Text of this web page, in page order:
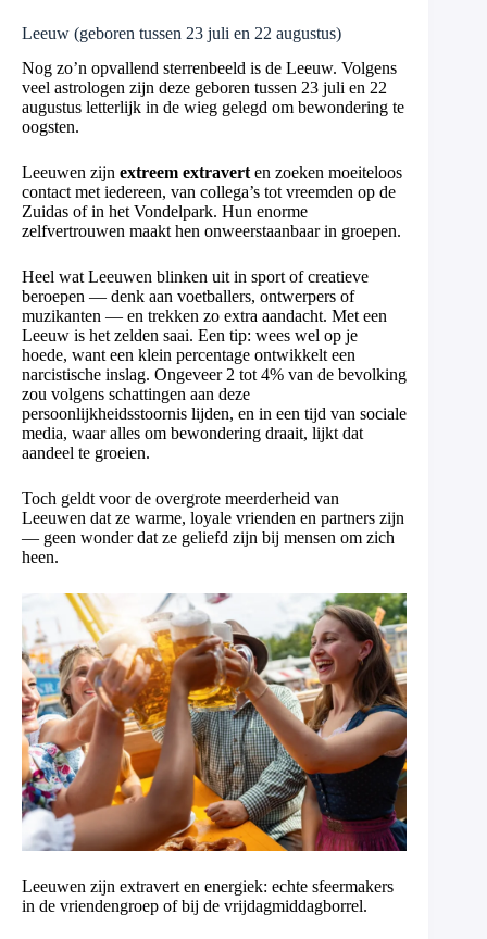
Leeuw (geboren tussen 23 juli en 22 augustus)
Nog zo’n opvallend sterrenbeeld is de Leeuw. Volgens
veel astrologen zijn deze geboren tussen 23 juli en 22
augustus letterlijk in de wieg gelegd om bewondering te
oogsten.
Leeuwen zijn extreem extraverten zoeken moeiteloos
contact met iedereen, van collega’s tot vreemden op de
Zuidas of in het Vondelpark. Hun enorme
zelfvertrouwen maakt hen onweerstaanbaar in groepen.
Heel wat Leeuwen blinken uit in sport of creatieve
beroepen — denk aan voetballers, ontwerpers of
muzikanten — en trekken zo extra aandacht. Met een
Leeuw is het zelden saai. Een tip: wees wel op je
hoede, want een klein percentage ontwikkelt een
narcistische inslag. Ongeveer 2 tot 4% van de bevolking
zou volgens schattingen aan deze
persoonlijkheidsstoornis lijden, en in een tijd van sociale
media, waar alles om bewondering draait, lijkt dat
aandeel te groeien.
Toch geldt voor de overgrote meerderheid van
Leeuwen dat ze warme, loyale vrienden en partners zijn
— geen wonder dat ze geliefd zijn bij mensen om zich
heen.
Leeuwen zijn extravert en energiek: echte sfeermakers
in de vriendengroep of bij de vrijdagmiddagborrel.